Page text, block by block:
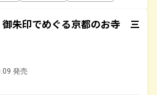
朱印でめぐる京都のお寺 三
発売